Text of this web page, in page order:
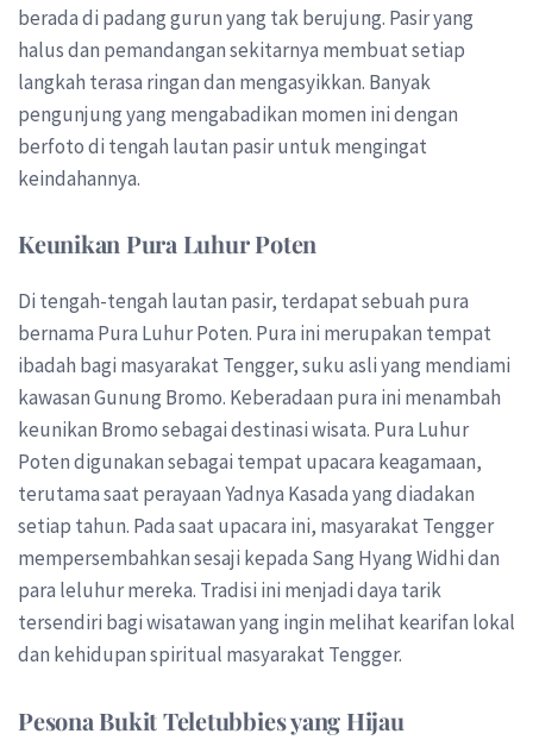
berada di padang gurun yang tak berujung. Pasir yang
halus dan pemandangan sekitarnya membuat setiap
langkah terasa ringan dan mengasyikkan. Banyak
pengunjung yang mengabadikan momen ini dengan
berfoto di tengah lautan pasir untuk mengingat
keindahannya.
Keunikan Pura Luhur Poten
Di tengah-tengah lautan pasir, terdapat sebuah pura
bernama Pura Luhur Poten. Pura ini merupakan tempat
ibadah bagi masyarakat Tengger, suku asli yang mendiami
kawasan Gunung Bromo. Keberadaan pura ini menambah
keunikan Bromo sebagai destinasi wisata. Pura Luhur
Poten digunakan sebagai tempat upacara keagamaan,
terutama saat perayaan Yadnya Kasada yang diadakan
setiap tahun. Pada saat upacara ini, masyarakat Tengger
mempersembahkan sesaji kepada Sang Hyang Widhi dan
para leluhur mereka. Tradisi ini menjadi daya tarik
tersendiri bagi wisatawan yang ingin melihat kearifan lokal
dan kehidupan spiritual masyarakat Tengger.
Pesona Bukit Teletubbies yang Hijau